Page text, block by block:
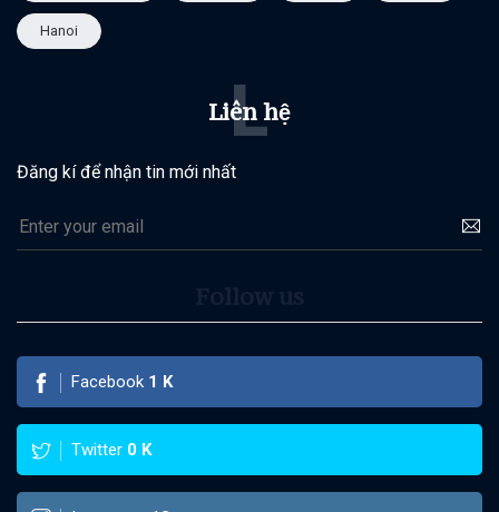
Hanoi
Liên hệ
L
Đăng kí để nhận tin mới nhất
Facebook 1 K
Twitter 0 K